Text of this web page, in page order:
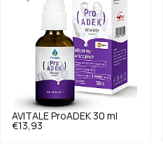
AVITALE ProADEK 30 ml
€13,93